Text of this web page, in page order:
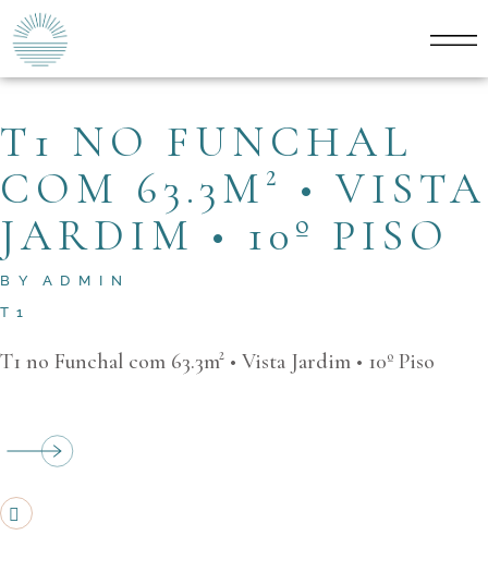
T1 NO FUNCHAL
COM 63.3M² • VISTA
JARDIM • 10º PISO
BY
ADMIN
T1
T1 no Funchal com 63.3m² • Vista Jardim • 10º Piso